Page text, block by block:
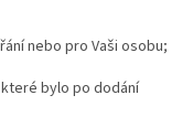
nebo pro Vaši osobu;
bylo po dodání